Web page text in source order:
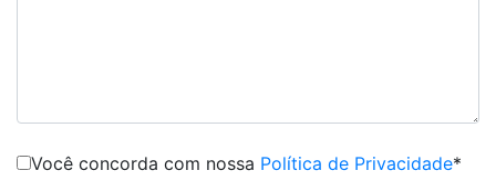
Você concorda com nossa Política de Privacidade*